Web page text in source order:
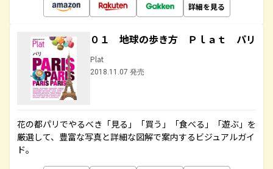
詳細を見る
０１ 地球の歩き方 Ｐｌａｔ パリ
Plat
2018.11.07 発売
花の都パリでやるべき「見る」「買う」「食べる」「遊ぶ」を
厳選して、豊富な写真と詳細な図解で案内するビジュアルガイ
ド。